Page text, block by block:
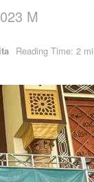
M
Reading Time: 2